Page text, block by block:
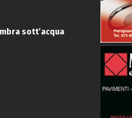
sott’acqua